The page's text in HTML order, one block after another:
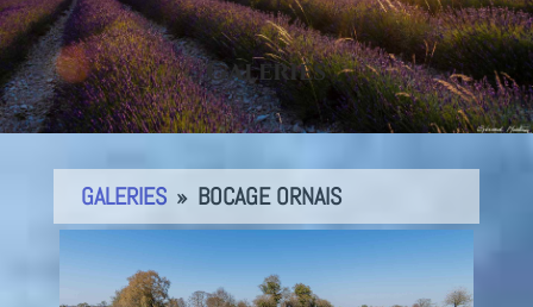
Galeries
GALERIES » BOCAGE ORNAIS